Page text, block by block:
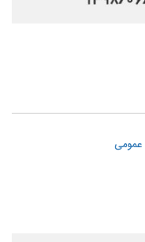
عمومی